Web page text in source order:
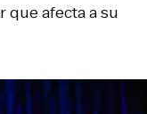
que afecta a su